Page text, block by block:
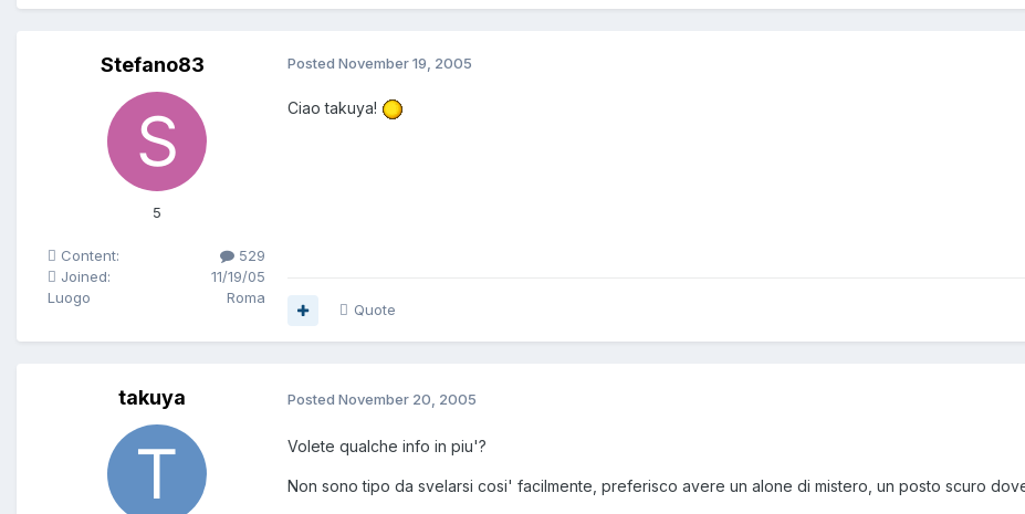
Stefano83
5
Content:
529
Joined:
11/19/05
Luogo
Roma
Posted November 19, 2005
Ciao takuya!
Quote
takuya Posted November 20, 2005
Volete qualche info in piu'?
Non sono tipo da svelarsi cosi' facilmente, preferisco avere un alone di mistero, un posto scuro